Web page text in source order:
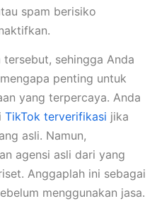
spam berisiko
sehingga Anda
penting untuk
yang terpercaya. Anda
TikTok terverifikasi jika
asli. Namun,
agensi asli dari yang
Anggaplah ini sebagai
menggunakan jasa.